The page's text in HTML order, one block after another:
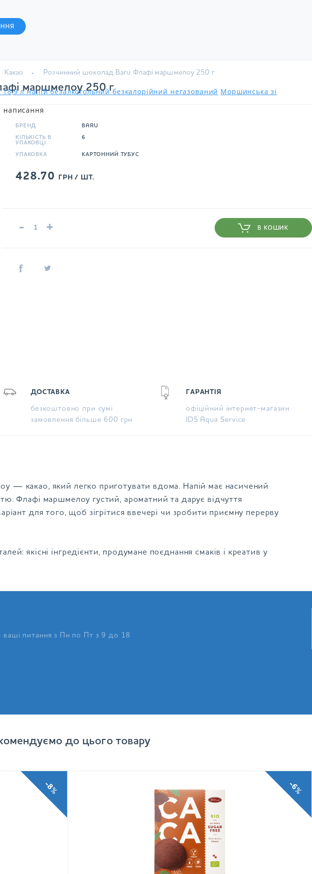
л напій безалкогольний безкалорійний негазований Моршинська зі
написання
Какао Розчинний шоколад Baru Флафі маршмелоу 250 г
маршмелоу 250 г
БРЕНД BARU
КІЛЬКІСТЬ В
УПАКОВЦІ
6
УПАКОВКА КАРТОННИЙ ТУБУС
428.70 ГРН / ШТ.
- + В КОШИК
ДОСТАВКА
безкоштовно при сумі
замовлення більше 600 грн
ГАРАНТІЯ
офіційний інтернет-магазин
IDS Aqua Service
— какао, який легко приготувати вдома. Напій має насичений
Флафі маршмелоу густий, ароматний та дарує відчуття
для того, щоб зігрітися ввечері чи зробити приємну перерву
якісні інгредієнти, продумане поєднання смаків і креатив у
ваші питання з Пн по Пт з 9 до 18
до цього товару
-8% -6%